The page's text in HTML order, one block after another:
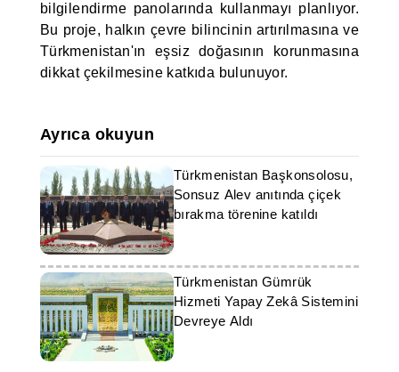
bilgilendirme panolarında kullanmayı planlıyor.
Bu proje, halkın çevre bilincinin artırılmasına ve
Türkmenistan'ın eşsiz doğasının korunmasına
dikkat çekilmesine katkıda bulunuyor.
Ayrıca okuyun
Türkmenistan Başkonsolosu,
Sonsuz Alev anıtında çiçek
bırakma törenine katıldı
Türkmenistan Gümrük
Hizmeti Yapay Zekâ Sistemini
Devreye Aldı